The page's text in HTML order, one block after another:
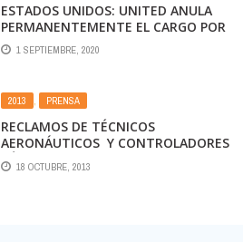
ESTADOS UNIDOS: UNITED ANULA
PERMANENTEMENTE EL CARGO POR
CAMBIO DE PASAJES EN VUELOS
DOMÉSTICOS
1 SEPTIEMBRE, 2020
2013 , PRENSA
RECLAMOS DE TÉCNICOS
AERONÁUTICOS Y CONTROLADORES
AÉREOS
18 OCTUBRE, 2013